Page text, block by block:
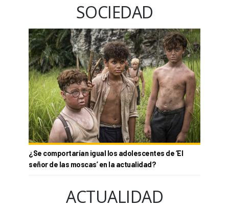
SOCIEDAD
¿Se comportarían igual los adolescentes de ‘El
señor de las moscas’ en la actualidad?
ACTUALIDAD